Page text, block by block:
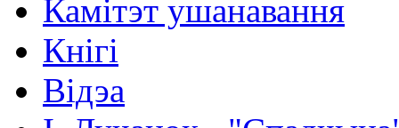
Камітэт ушанавання
Кнігі
Відэа